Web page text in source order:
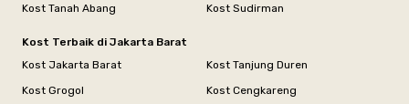
Kost Tanah Abang
Kost Sudirman
Kost Terbaik di Jakarta Barat
Kost Jakarta Barat
Kost Tanjung Duren
Kost Grogol
Kost Cengkareng